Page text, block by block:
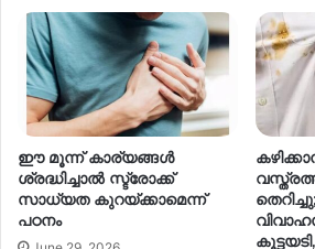
ഈ മൂന്ന് കാര്യങ്ങൾ
ശ്രദ്ധിച്ചാൽ സ്ട്രോക്ക്
സാധ്യത കുറയ്ക്കാമെന്ന്
പഠനം
തെറിച്ചു;